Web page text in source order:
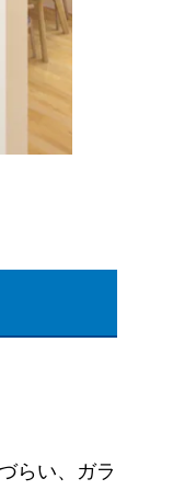
らい、ガラ